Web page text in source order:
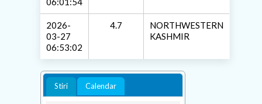
2026-
03-27
06:53:02
4.7
NORTHWESTERN
KASHMIR
Stiri Calendar